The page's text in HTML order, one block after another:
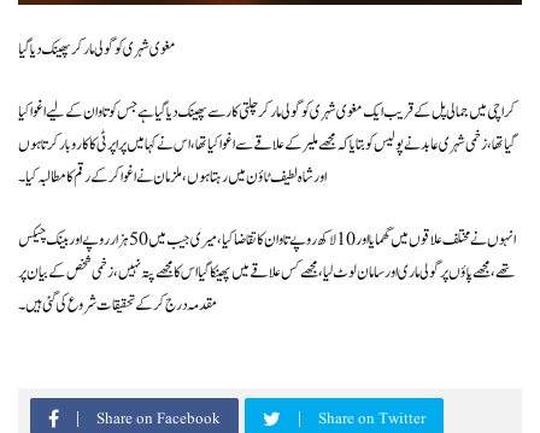
مغوی شہری کو گولی مار کر پھینک دیا گیا
کراچی میں جمالی پل کے قریب ایک مغوی شہری کو گولی مار کر چلتی کار سے پھینک دیا گیا ہے جس کو تاوان کے لیے اغوا کیا
گیا تھا، زخمی شہری عابد نے پولیس کو بتایا کہ مجھے ملیر کے علاقے سے اغوا کیا تھا، اس نے کہا میں پراپرٹی کا کاروبار کرتا ہوں
اور شاہ لطیف ٹاؤن میں رہتا ہوں، ملزمان نے اغوا کر کے رقم کا مطالبہ کیا۔
انہوں نے مختلف علاقوں میں گھمایا اور 10 لاکھ روپے تاوان کا تقاضا کیا، میری جیب میں 50 ہزار روپے اور بینک چیکس
تھے، مجھے پاؤں پر گولی ماری اور سامان لوٹ لیا، مجھے کس علاقے میں پھینکا گیا اس کا مجھے پتہ نہیں، زخمی شخص کے بیان پر
مقدمہ درج کر کے تحقیقات شروع کی گئی ہیں۔
Share on Facebook Share on Twitter